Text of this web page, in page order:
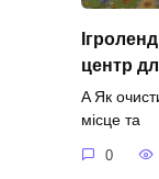
центр
A Як
місце та
0